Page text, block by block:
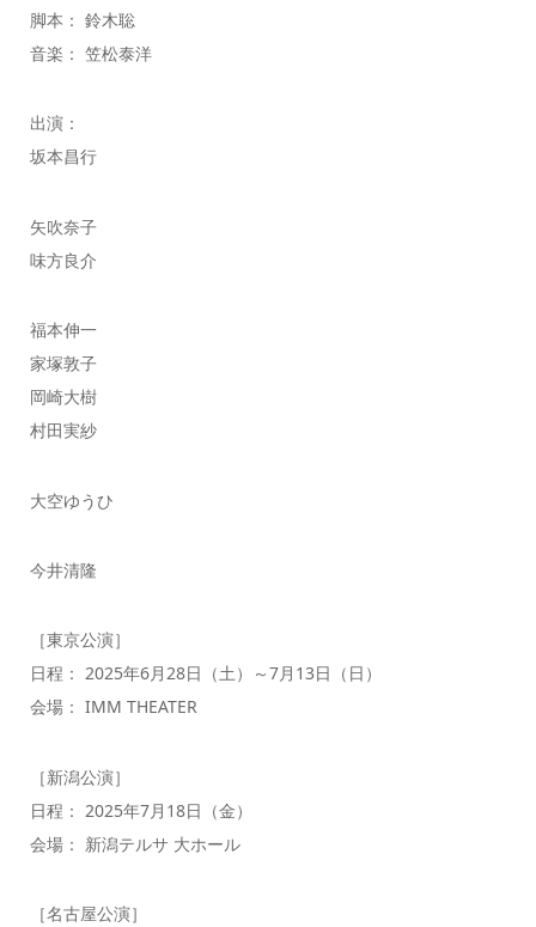
脚本： 鈴木聡
音楽： 笠松泰洋
出演：
坂本昌行
矢吹奈子
味方良介
福本伸一
家塚敦子
岡崎大樹
村田実紗
大空ゆうひ
今井清隆
［東京公演］
日程： 2025年6月28日（土）～7月13日（日）
会場： IMM THEATER
［新潟公演］
日程： 2025年7月18日（金）
会場： 新潟テルサ 大ホール
［名古屋公演］